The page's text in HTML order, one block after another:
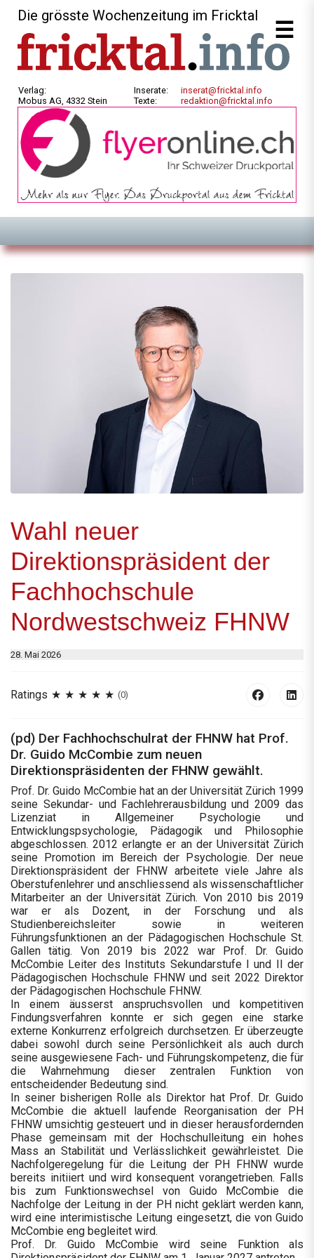
Die grösste Wochenzeitung im Fricktal
Verlag:
Mobus AG, 4332 Stein
Inserate:
Texte:
inserat@fricktal.info
redaktion@fricktal.info
Wahl neuer
Direktionspräsident der
Fachhochschule
Nordwestschweiz FHNW
28. Mai 2026
Ratings (0)
(pd) Der Fachhochschulrat der FHNW hat Prof.
Dr. Guido McCombie zum neuen
Direktionspräsidenten der FHNW gewählt.
Prof. Dr. Guido McCombie hat an der Universität Zürich 1999
seine Sekundar- und Fachlehrerausbildung und 2009 das
Lizenziat in Allgemeiner Psychologie und
Entwicklungspsychologie, Pädagogik und Philosophie
abgeschlossen. 2012 erlangte er an der Universität Zürich
seine Promotion im Bereich der Psychologie. Der neue
Direktionspräsident der FHNW arbeitete viele Jahre als
Oberstufenlehrer und anschliessend als wissenschaftlicher
Mitarbeiter an der Universität Zürich. Von 2010 bis 2019
war er als Dozent, in der Forschung und als
Studienbereichsleiter sowie in weiteren
Führungsfunktionen an der Pädagogischen Hochschule St.
Gallen tätig. Von 2019 bis 2022 war Prof. Dr. Guido
McCombie Leiter des Instituts Sekundarstufe I und II der
Pädagogischen Hochschule FHNW und seit 2022 Direktor
der Pädagogischen Hochschule FHNW.
In einem äusserst anspruchsvollen und kompetitiven
Findungsverfahren konnte er sich gegen eine starke
externe Konkurrenz erfolgreich durchsetzen. Er überzeugte
dabei sowohl durch seine Persönlichkeit als auch durch
seine ausgewiesene Fach- und Führungskompetenz, die für
die Wahrnehmung dieser zentralen Funktion von
entscheidender Bedeutung sind.
In seiner bisherigen Rolle als Direktor hat Prof. Dr. Guido
McCombie die aktuell laufende Reorganisation der PH
FHNW umsichtig gesteuert und in dieser herausfordernden
Phase gemeinsam mit der Hochschulleitung ein hohes
Mass an Stabilität und Verlässlichkeit gewährleistet. Die
Nachfolgeregelung für die Leitung der PH FHNW wurde
bereits initiiert und wird konsequent vorangetrieben. Falls
bis zum Funktionswechsel von Guido McCombie die
Nachfolge der Leitung in der PH nicht geklärt werden kann,
wird eine interimistische Leitung eingesetzt, die von Guido
McCombie eng begleitet wird.
Prof. Dr. Guido McCombie wird seine Funktion als